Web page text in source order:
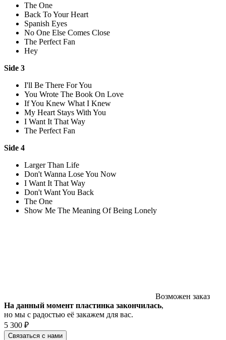
The One
Back To Your Heart
Spanish Eyes
No One Else Comes Close
The Perfect Fan
Hey
Side 3
I'll Be There For You
You Wrote The Book On Love
If You Knew What I Knew
My Heart Stays With You
I Want It That Way
The Perfect Fan
Side 4
Larger Than Life
Don't Wanna Lose You Now
I Want It That Way
Don't Want You Back
The One
Show Me The Meaning Of Being Lonely
Возможен заказ
На данный момент пластинка закончилась,
но мы с радостью её закажем для вас.
5 300 ₽
Связаться с нами